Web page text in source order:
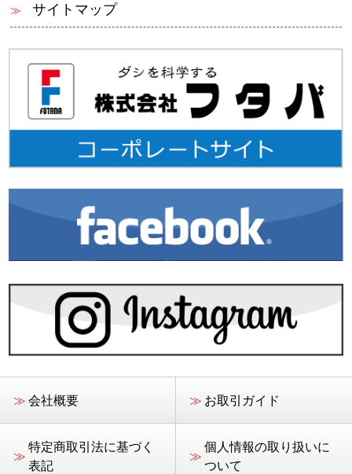
サイトマップ
≫ 会社概要 ≫ お取引ガイド
≫
特定商取引法に基づく
表記
≫
個人情報の取り扱いに
ついて